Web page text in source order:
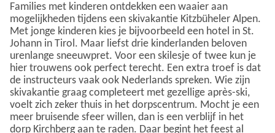
Families met kinderen ontdekken een waaier aan
mogelijkheden tijdens een skivakantie Kitzbüheler Alpen.
Met jonge kinderen kies je bijvoorbeeld een hotel in St.
Johann in Tirol. Maar liefst drie kinderlanden beloven
urenlange sneeuwpret. Voor een skilesje of twee kun je
hier trouwens ook perfect terecht. Een extra troef is dat
de instructeurs vaak ook Nederlands spreken. Wie zijn
skivakantie graag completeert met gezellige après-ski,
voelt zich zeker thuis in het dorpscentrum. Mocht je een
meer bruisende sfeer willen, dan is een verblijf in het
dorp Kirchberg aan te raden. Daar begint het feest al